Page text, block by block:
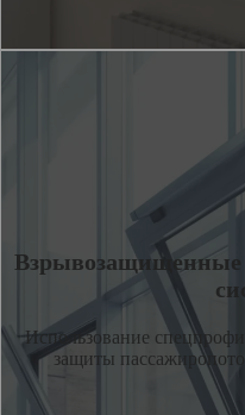
Взрывозащищенные
Использование
защиты